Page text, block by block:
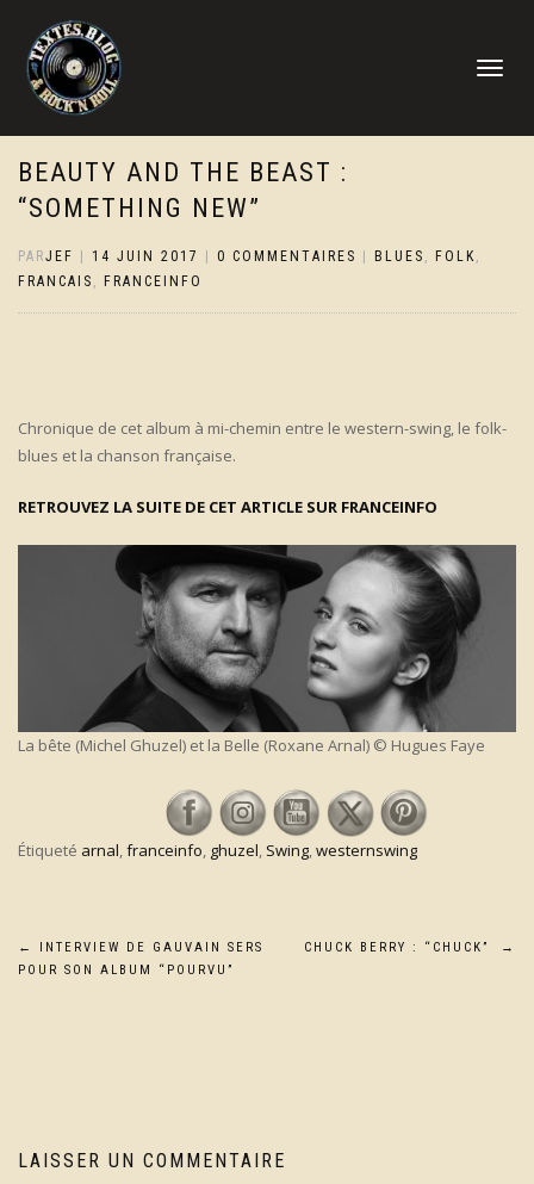
DÉPLIER
BEAUTY AND THE BEAST :
“SOMETHING NEW”
PARJEF 14 JUIN 2017 0 COMMENTAIRES BLUES , FOLK,
FRANCAIS , FRANCEINFO
Chronique de cet album à mi-chemin entre le western-swing, le folk-
blues et la chanson française.
RETROUVEZ LA SUITE DE CET ARTICLE SUR FRANCEINFO
La bête (Michel Ghuzel) et la Belle (Roxane Arnal) © Hugues Faye
Étiqueté arnal,franceinfo, ghuzel, Swing,westernswing
Navigation
←
INTERVIEW DE GAUVAIN SERS
POUR SON ALBUM “POURVU”
CHUCK BERRY : “CHUCK” →
LAISSER UN COMMENTAIRE